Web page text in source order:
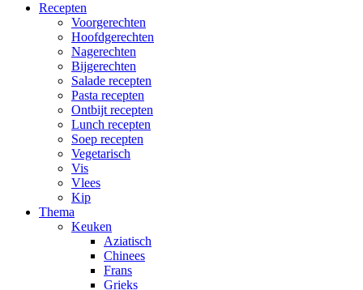
Recepten
Voorgerechten
Hoofdgerechten
Nagerechten
Bijgerechten
Salade recepten
Pasta recepten
Ontbijt recepten
Lunch recepten
Soep recepten
Vegetarisch
Vis
Vlees
Kip
Thema
Keuken
Aziatisch
Chinees
Frans
Grieks